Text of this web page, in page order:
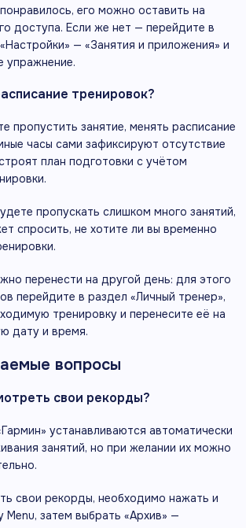
его можно оставить на
доступа. Если же нет — перейдите в
— «Занятия и приложения» и
упражнение.
тренировок?
пропустить занятие, менять расписание
часы сами зафиксируют отсутствие
план подготовки с учётом
пропускать слишком много занятий,
спросить, не хотите ли вы временно
перенести на другой день: для этого
перейдите в раздел «Личный тренер»,
тренировку и перенесите её на
дату и время.
вопросы
свои рекорды?
устанавливаются автоматически
занятий, но при желании их можно
свои рекорды, необходимо нажать и
Menu, затем выбрать «Архив» —